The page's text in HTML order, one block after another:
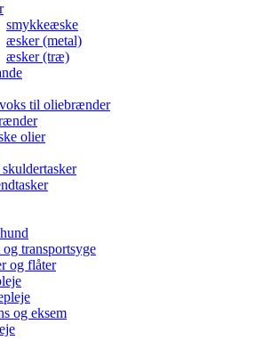
smykkeæske
æsker (metal)
æsker (træ)
til oliebrænder
olier
og transportsyge
og flåter
og eksem